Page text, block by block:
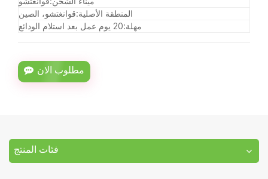
المنطقة الأصلية:قوانغتشو، الصين
مهلة:20 يوم عمل بعد استلام الودائع
مطلوب الان
فئات المنتج